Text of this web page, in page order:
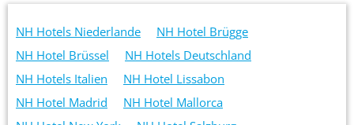
NH Hotels Niederlande
NH Hotel Brügge
NH Hotel Brüssel
NH Hotels Deutschland
NH Hotels Italien
NH Hotel Lissabon
NH Hotel Madrid
NH Hotel Mallorca